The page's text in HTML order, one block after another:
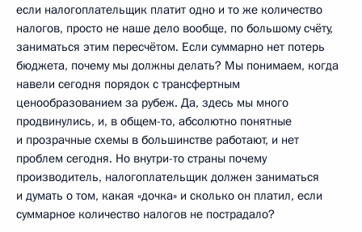
если налогоплательщик платит одно и то же количество
налогов, просто не наше дело вообще, по большому счёту,
заниматься этим пересчётом. Если суммарно нет потерь
бюджета, почему мы должны делать? Мы понимаем, когда
навели сегодня порядок с трансфертным
ценообразованием за рубеж. Да, здесь мы много
продвинулись, и, в общем-то, абсолютно понятные
и прозрачные схемы в большинстве работают, и нет
проблем сегодня. Но внутри-то страны почему
производитель, налогоплательщик должен заниматься
и думать о том, какая «дочка» и сколько он платил, если
суммарное количество налогов не пострадало?